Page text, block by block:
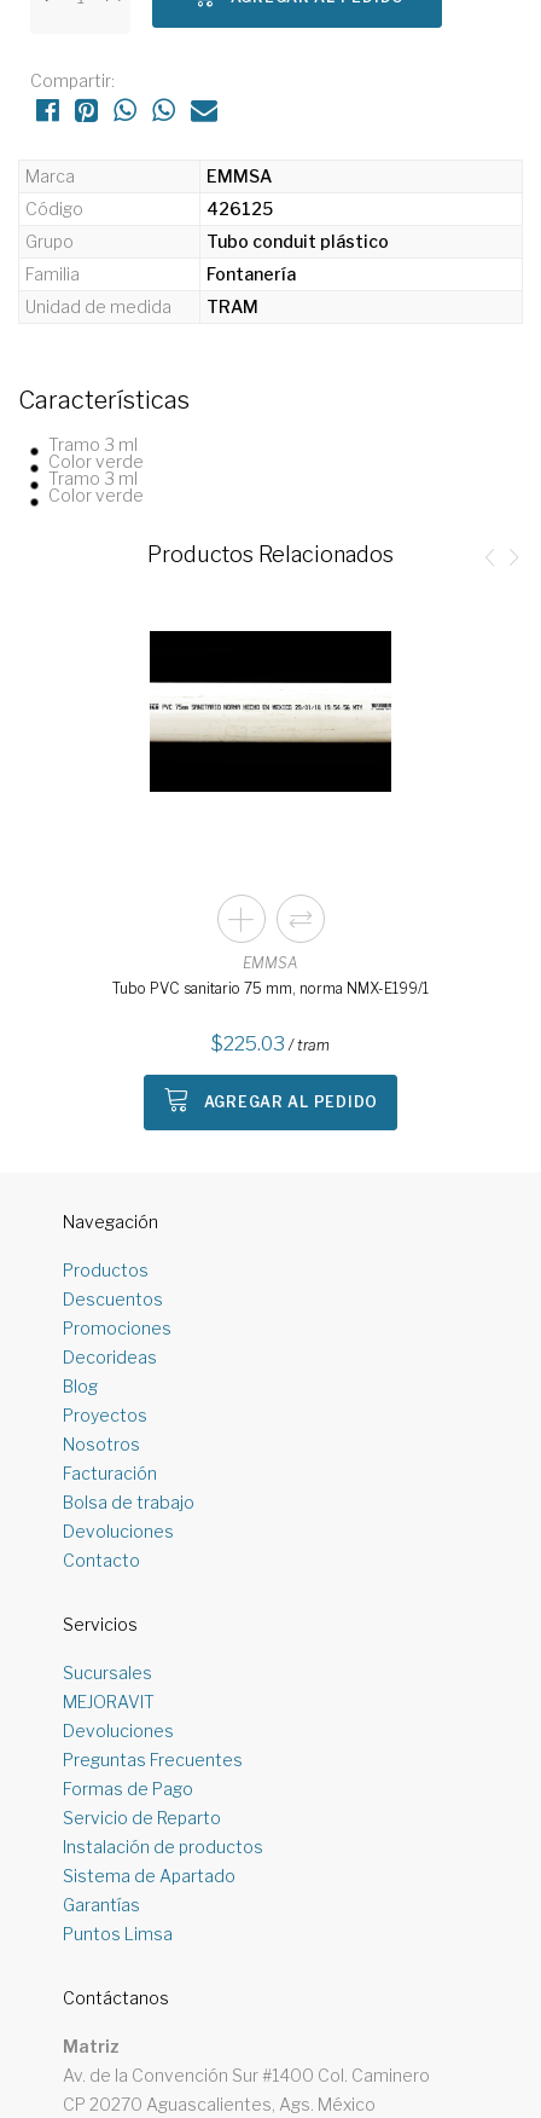
Compartir:
Marca
EMMSA
Código
426125
Grupo
Tubo conduit plástico
Familia
Fontanería
Unidad de medida
TRAM
Características
Tramo 3 ml
Color verde
Tramo 3 ml
Color verde
Productos Relacionados
EMMSA
Tubo PVC sanitario 75 mm, norma NMX-E199/1
225.03 / tram
AGREGAR AL PEDIDO
Navegación
Productos
Descuentos
Promociones
Decorideas
Blog
Proyectos
Nosotros
Facturación
Bolsa de trabajo
Devoluciones
Contacto
Servicios
Sucursales
MEJORAVIT
Devoluciones
Preguntas Frecuentes
Formas de Pago
Servicio de Reparto
Instalación de productos
Sistema de Apartado
Garantías
Puntos Limsa
Contáctanos
Matriz
Av. de la Convención Sur #1400 Col. Caminero
CP 20270 Aguascalientes, Ags. México